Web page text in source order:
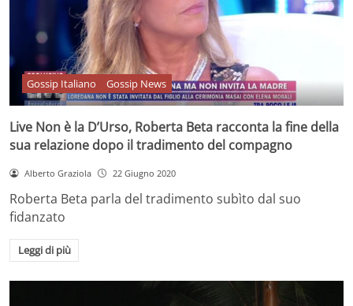
Gossip Italiano Gossip News
Live Non è la D’Urso, Roberta Beta racconta la fine della
sua relazione dopo il tradimento del compagno
Alberto Graziola 22 Giugno 2020
Roberta Beta parla del tradimento subìto dal suo
fidanzato
Leggi di più